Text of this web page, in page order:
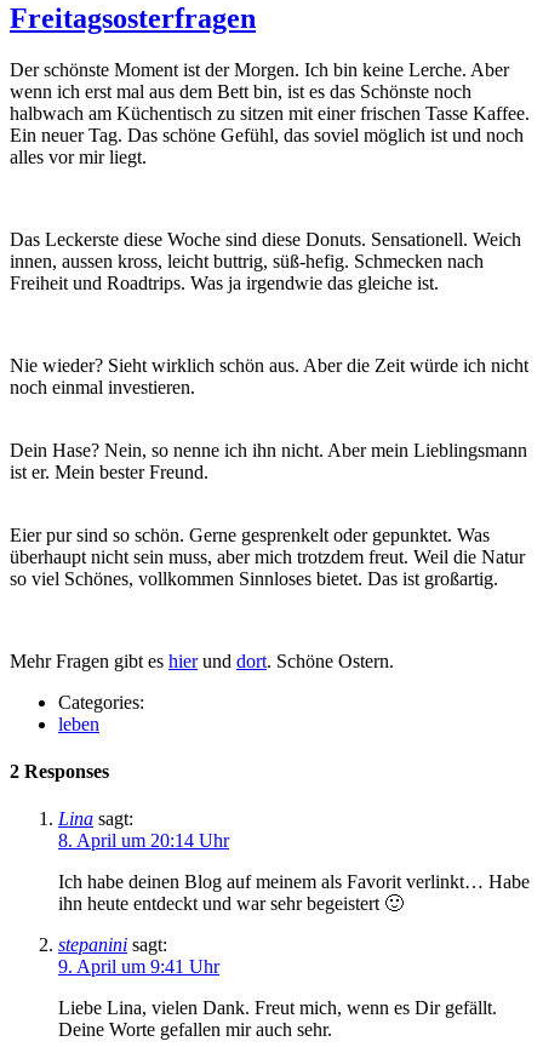
Freitagsosterfragen
Der schönste Moment ist der Morgen. Ich bin keine Lerche. Aber
wenn ich erst mal aus dem Bett bin, ist es das Schönste noch
halbwach am Küchentisch zu sitzen mit einer frischen Tasse Kaffee.
Ein neuer Tag. Das schöne Gefühl, das soviel möglich ist und noch
alles vor mir liegt.
Das Leckerste diese Woche sind diese Donuts. Sensationell. Weich
innen, aussen kross, leicht buttrig, süß-hefig. Schmecken nach
Freiheit und Roadtrips. Was ja irgendwie das gleiche ist.
Nie wieder? Sieht wirklich schön aus. Aber die Zeit würde ich nicht
noch einmal investieren.
Dein Hase? Nein, so nenne ich ihn nicht. Aber mein Lieblingsmann
ist er. Mein bester Freund.
Eier pur sind so schön. Gerne gesprenkelt oder gepunktet. Was
überhaupt nicht sein muss, aber mich trotzdem freut. Weil die Natur
so viel Schönes, vollkommen Sinnloses bietet. Das ist großartig.
Mehr Fragen gibt es hierund dort. Schöne Ostern.
Categories:
leben
2 Responses
Lina sagt:
8. April um 20:14 Uhr
Ich habe deinen Blog auf meinem als Favorit verlinkt… Habe
ihn heute entdeckt und war sehr begeistert 🙂
stepanini sagt:
9. April um 9:41 Uhr
Liebe Lina, vielen Dank. Freut mich, wenn es Dir gefällt.
Deine Worte gefallen mir auch sehr.